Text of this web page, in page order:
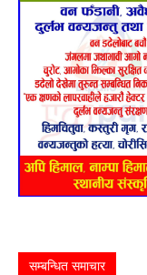
सम्बन्धित समाचार